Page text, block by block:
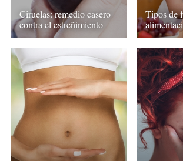
Ciruelas: remedio casero
contra el estreñimiento
Tipos de